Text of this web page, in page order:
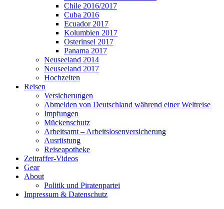
Chile 2016/2017
Cuba 2016
Ecuador 2017
Kolumbien 2017
Osterinsel 2017
Panama 2017
Neuseeland 2014
Neuseeland 2017
Hochzeiten
Reisen
Versicherungen
Abmelden von Deutschland während einer Weltreise
Impfungen
Mückenschutz
Arbeitsamt – Arbeitslosenversicherung
Ausrüstung
Reiseapotheke
Zeitraffer-Videos
Gear
About
Politik und Piratenpartei
Impressum & Datenschutz